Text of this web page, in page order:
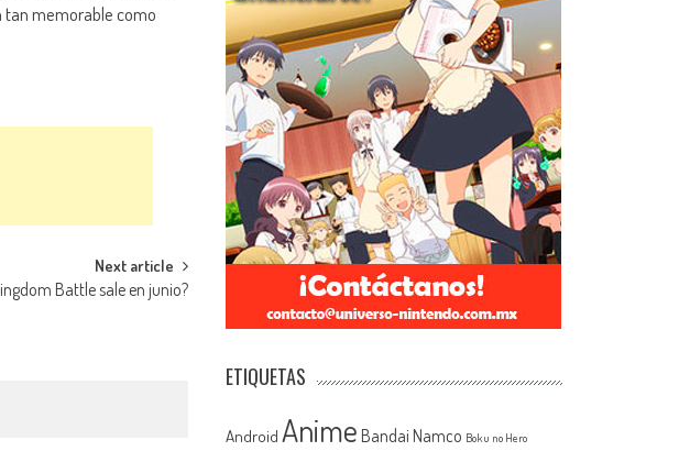
tan memorable como
Next article
Battle sale en junio?
ETIQUETAS
Android Anime Bandai Namco Boku no Hero